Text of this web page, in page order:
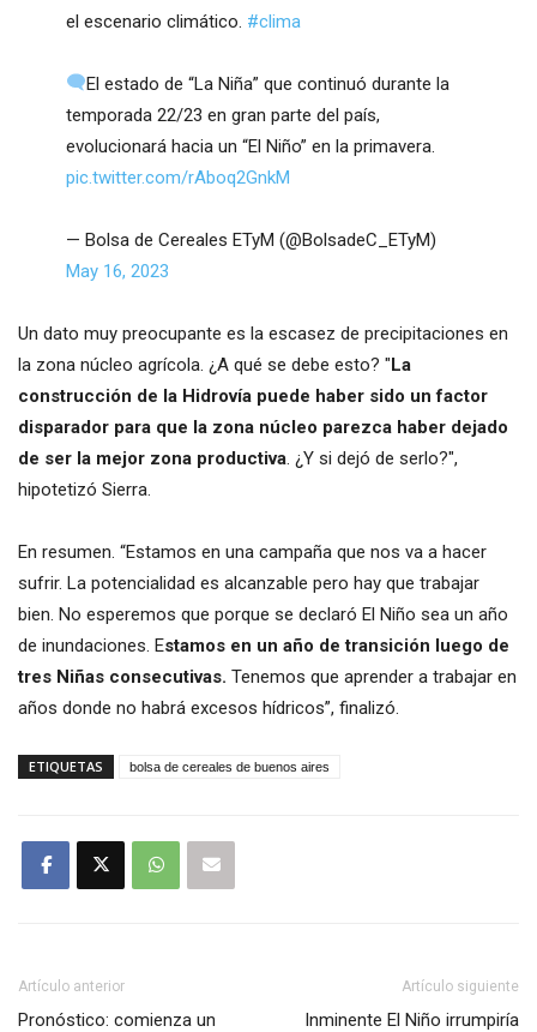
el escenario climático. #clima
El estado de “La Niña” que continuó durante la
temporada 22/23 en gran parte del país,
evolucionará hacia un “El Niño” en la primavera.
pic.twitter.com/rAboq2GnkM
— Bolsa de Cereales ETyM (@BolsadeC_ETyM)
May 16, 2023
Un dato muy preocupante es la escasez de precipitaciones en
la zona núcleo agrícola. ¿A qué se debe esto? "La
construcción de la Hidrovía puede haber sido un factor
disparador para que la zona núcleo parezca haber dejado
de ser la mejor zona productiva . ¿Y si dejó de serlo?",
hipotetizó Sierra.
En resumen. “Estamos en una campaña que nos va a hacer
sufrir. La potencialidad es alcanzable pero hay que trabajar
bien. No esperemos que porque se declaró El Niño sea un año
de inundaciones. Estamos en un año de transición luego de
tres Niñas consecutivas. Tenemos que aprender a trabajar en
años donde no habrá excesos hídricos”, finalizó.
ETIQUETAS bolsa de cereales de buenos aires
Artículo anterior
Pronóstico: comienza un
Artículo siguiente
Inminente El Niño irrumpiría